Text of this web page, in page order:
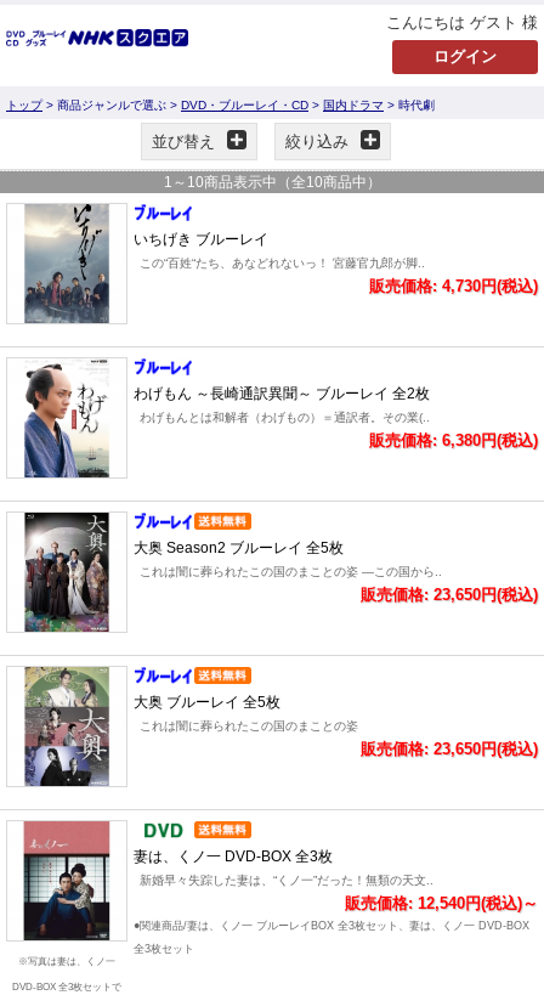
こんにちは ゲスト 様
トップ> 商品ジャンルで選ぶ > DVD・ブルーレイ・CD > 国内ドラマ > 時代劇
並び替え 絞り込み
1 ～ 10商品表示中（全10商品中）
いちげき ブルーレイ
この“百姓“たち、あなどれないっ！ 宮藤官九郎が脚..
販売価格: 4,730円(税込)
わげもん ～長崎通訳異聞～ ブルーレイ 全2枚
わげもんとは和解者（わげもの）＝通訳者。その業(..
販売価格: 6,380円(税込)
大奥 Season2 ブルーレイ 全5枚
これは闇に葬られたこの国のまことの姿 ―この国から..
販売価格: 23,650円(税込)
大奥 ブルーレイ 全5枚
これは闇に葬られたこの国のまことの姿
販売価格: 23,650円(税込)
※写真は妻は、くノ一
DVD-BOX 全3枚セットで
妻は、くノ一 DVD-BOX 全3枚
新婚早々失踪した妻は、“くノ一”だった！無類の天文..
販売価格: 12,540円(税込)～
●関連商品/妻は、くノ一 ブルーレイBOX 全3枚セット、妻は、くノ一 DVD-BOX
全3枚セット